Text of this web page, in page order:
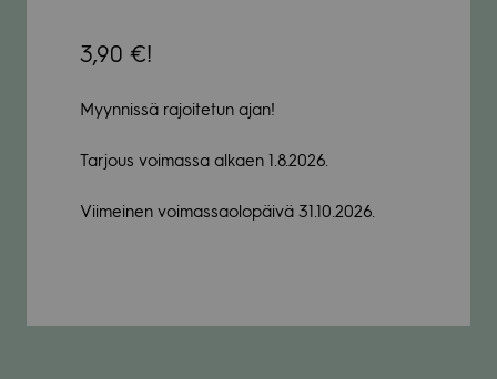
3,90 €!
Myynnissä rajoitetun ajan!
Tarjous voimassa alkaen 1.8.2026.
Viimeinen voimassaolopäivä 31.10.2026.